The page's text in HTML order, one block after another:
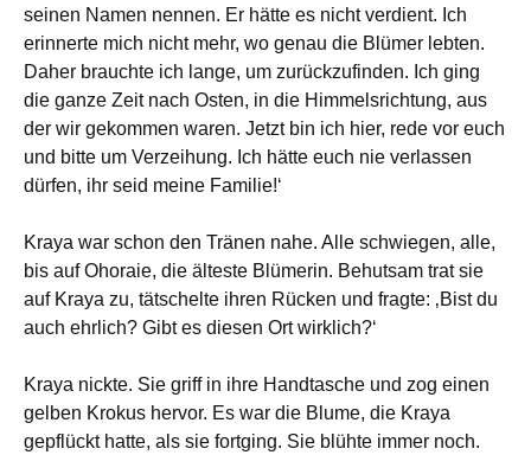
seinen Namen nennen. Er hätte es nicht verdient. Ich
erinnerte mich nicht mehr, wo genau die Blümer lebten.
Daher brauchte ich lange, um zurückzufinden. Ich ging
die ganze Zeit nach Osten, in die Himmelsrichtung, aus
der wir gekommen waren. Jetzt bin ich hier, rede vor euch
und bitte um Verzeihung. Ich hätte euch nie verlassen
dürfen, ihr seid meine Familie!‘
Kraya war schon den Tränen nahe. Alle schwiegen, alle,
bis auf Ohoraie, die älteste Blümerin. Behutsam trat sie
auf Kraya zu, tätschelte ihren Rücken und fragte: ‚Bist du
auch ehrlich? Gibt es diesen Ort wirklich?‘
Kraya nickte. Sie griff in ihre Handtasche und zog einen
gelben Krokus hervor. Es war die Blume, die Kraya
gepflückt hatte, als sie fortging. Sie blühte immer noch.